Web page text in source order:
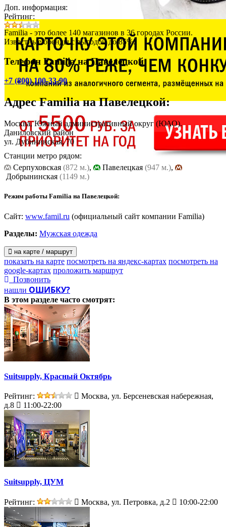
Доп. информация:
Рейтинг:
Familia - это более 140 магазинов в 36 городах России.
Известные бренды с выгодой до 85%.
Телефон Familia на Павелецкой:
+7 (800) 100-33-90
АдресFamilia на Павелецкой:
Москва, Южный административный округ (ЮАО).
Даниловский район
ул. Дубининская, 70
Станции метро рядом:
Cерпуховская (872 м.), Павелецкая (947 м.),
Добрынинская (1149 м.)
Режим работы Familia на Павелецкой:
Сайт: www.famil.ru (официальный сайт компании Familia)
Разделы: Мужская одежда
на карте / маршрут
показать на карте посмотреть на яндекс-картах посмотреть на
google-картах проложить маршрут
Позвонить
нашли ОШИБКУ?
В этом разделе часто смотрят:
Suitsupply, Красный Октябрь
Рейтинг:
Москва, ул. Берсеневская набережная,
д.8
11:00-22:00
Suitsupply, ЦУМ
Рейтинг: Москва, ул. Петровка, д.2 10:00-22:00